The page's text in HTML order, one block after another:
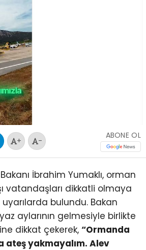
+ -
ABONE OL
İbrahim Yumaklı, orman
vatandaşları dikkatli olmaya
bulundu. Bakan
aylarının gelmesiyle birlikte
dikkat çekerek, “Ormanda
ateş yakmayalım. Alev